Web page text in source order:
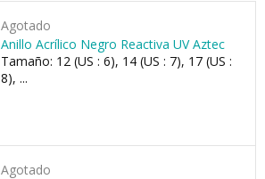
Agotado
Anillo Acrílico Negro Reactiva UV Aztec
Tamaño: 12 (US : 6), 14 (US : 7), 17 (US :
8), ...
Agotado